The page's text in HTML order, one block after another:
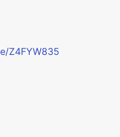
Z4FYW835